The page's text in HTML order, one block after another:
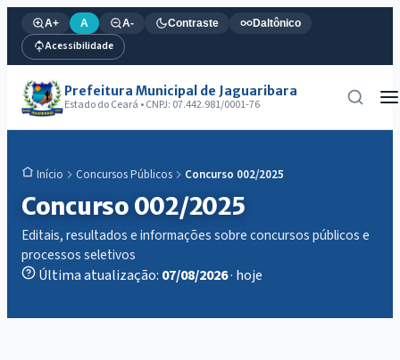
A+ A A- Contraste Daltônico
Acessibilidade
Prefeitura Municipal de Jaguaribara
Estado do Ceará • CNPJ: 07.442.981/0001-76
Início Concursos Públicos Concurso 002/2025
Concurso 002/2025
Editais, resultados e informações sobre concursos públicos e
processos seletivos
Última atualização: 07/08/2026· hoje